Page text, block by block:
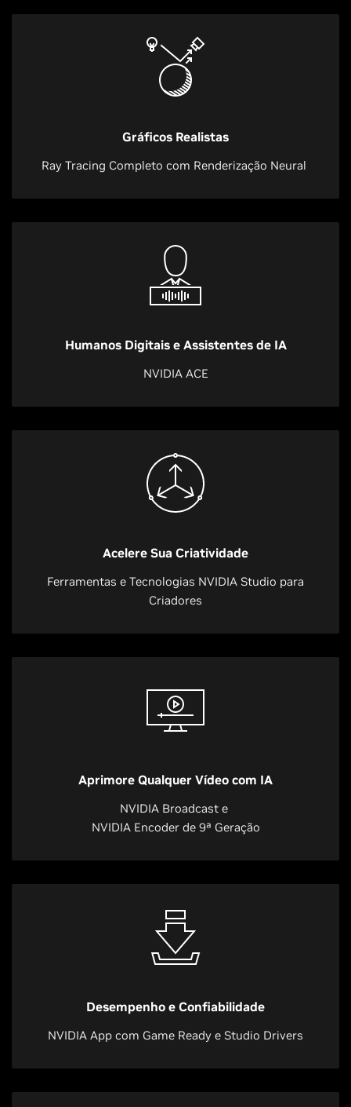
Gráficos Realistas
Ray Tracing Completo com Renderização Neural
Humanos Digitais e Assistentes de IA
NVIDIA ACE
Acelere Sua Criatividade
Ferramentas e Tecnologias NVIDIA Studio para
Criadores
Aprimore Qualquer Vídeo com IA
NVIDIA Broadcast e
NVIDIA Encoder de 9ª Geração
Desempenho e Confiabilidade
NVIDIA App com Game Ready e Studio Drivers